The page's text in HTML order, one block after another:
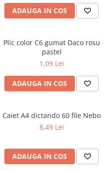
ADAUGA IN COS
Plic color C6 gumat Daco rosu
pastel
1,09 Lei
ADAUGA IN COS
Caiet A4 dictando 60 file Nebo
8,49 Lei
ADAUGA IN COS